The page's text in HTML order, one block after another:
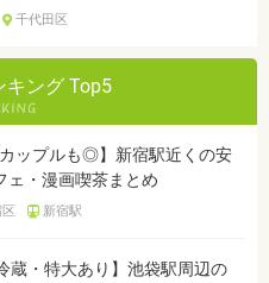
千代田区
キング Top5
カップルも◎】新宿駅近くの安
ェ・漫画喫茶まとめ
新宿駅
蔵・特大あり】池袋駅周辺の